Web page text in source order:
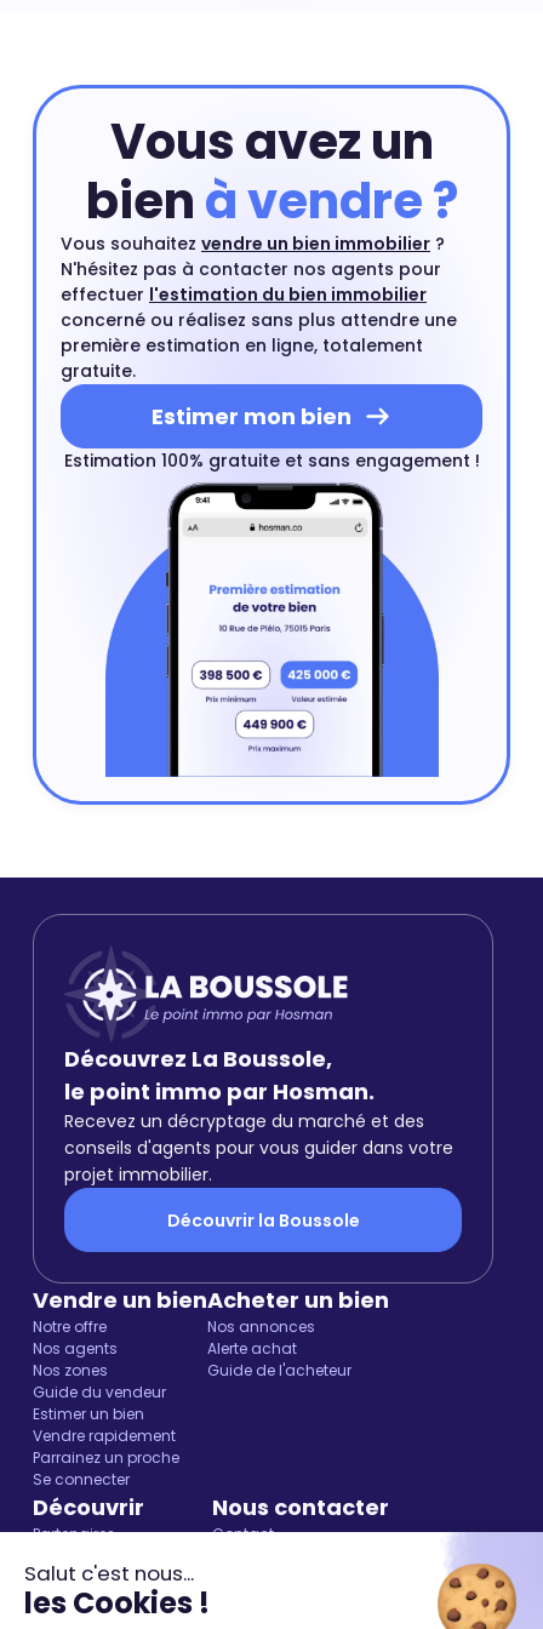
Salut c'est nous...
les Cookies !
Vous avez un
bienà vendre ?
Vous souhaitez vendre un bien immobilier ?
N'hésitez pas à contacter nos agents pour
effectuer l'estimation du bien immobilier
concerné ou réalisez sans plus attendre une
première estimation en ligne, totalement
gratuite.
Estimer mon bien
Estimation 100% gratuite et sans engagement !
Découvrez La Boussole,
le point immo par Hosman.
Recevez un décryptage du marché et des
conseils d'agents pour vous guider dans votre
projet immobilier.
Découvrir la Boussole
Vendre un bien
Notre offre
Nos agents
Nos zones
Guide du vendeur
Estimer un bien
Vendre rapidement
Parrainez un proche
Se connecter
Acheter un bien
Nos annonces
Alerte achat
Guide de l'acheteur
Découvrir
Partenaires
Presse et media kit
Jobs
Nous contacter
Contact